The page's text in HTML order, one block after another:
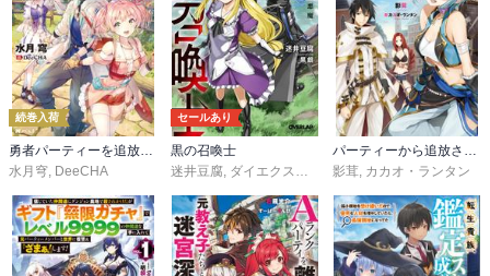
続巻入荷
勇者パーティーを追放された白魔導師、Sランク冒険者に拾われる ～この白魔導師が規格外すぎる～
水月穹, DeeCHA
セールあり
黒の召喚士
迷井豆腐, ダイエクスト 黒銀（DIGS）
パーティーから追放されたその治癒師、実は最強につき
影茸, カカオ・ランタン